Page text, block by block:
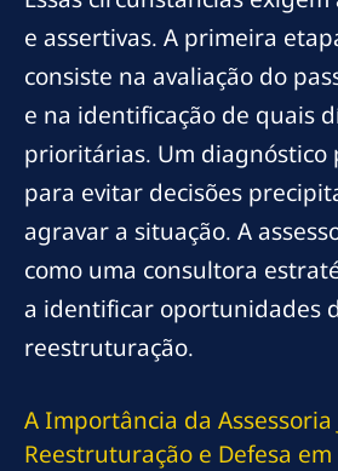
e assertivas. A primeira
consiste na avaliação do
e na identificação de quais
prioritárias. Um diagnóstico
para evitar decisões
agravar a situação. A
como uma consultora
a identificar oportunidades
reestruturação.
A Importância da Assessoria
Reestruturação e Defesa em